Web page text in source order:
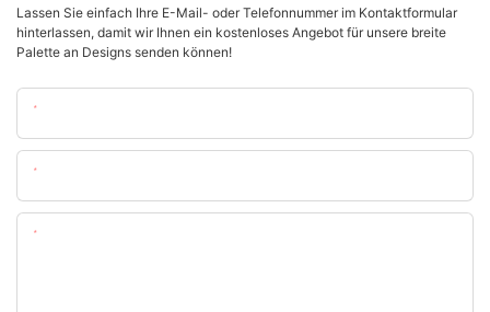
Lassen Sie einfach Ihre E-Mail- oder Telefonnummer im Kontaktformular
hinterlassen, damit wir Ihnen ein kostenloses Angebot für unsere breite
Palette an Designs senden können!